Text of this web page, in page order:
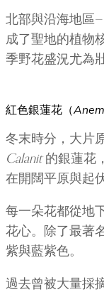
北部與沿海地區
成了聖地的植物
季野花盛況尤為
紅色銀蓮花（
冬末時分，大片
Calanit的銀蓮花
在開闊平原與起
每一朵花都從地
花心。除了最著
紫與藍紫色。
過去曾被大量採